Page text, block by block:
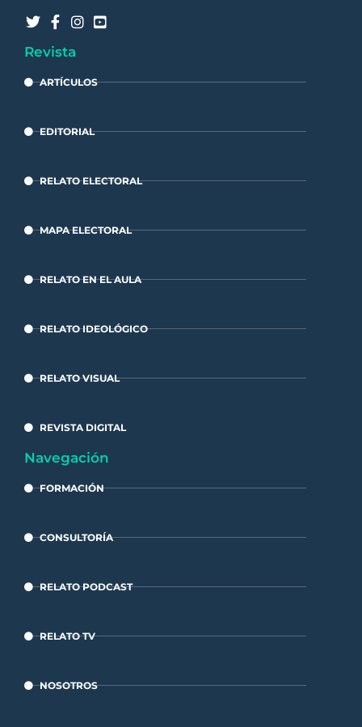
Revista
ARTÍCULOS
EDITORIAL
RELATO ELECTORAL
MAPA ELECTORAL
RELATO EN EL AULA
RELATO IDEOLÓGICO
RELATO VISUAL
REVISTA DIGITAL
Navegación
FORMACIÓN
CONSULTORÍA
RELATO PODCAST
RELATO TV
NOSOTROS